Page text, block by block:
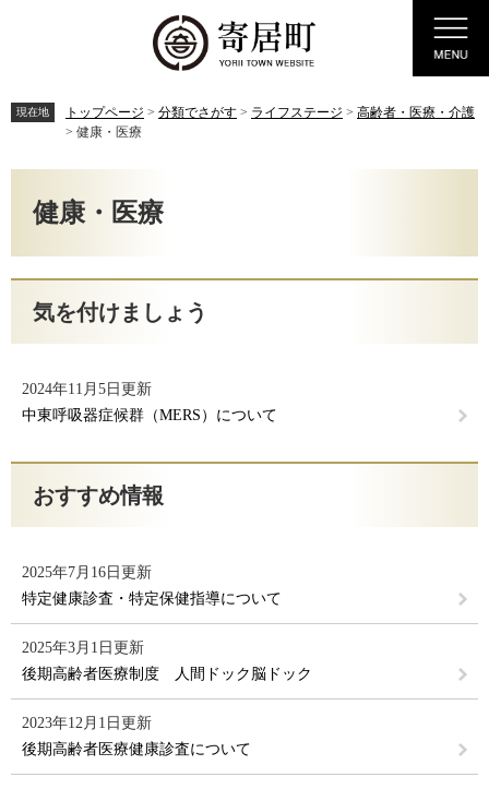
先
頭
す。
を
飛
し
現在地 トップページ > 分類でさがす > ライフステージ > 高齢者・医療・介護
> 健康・医療
健康・医療
気を付けましょう
2024年11月5日更新
中東呼吸器症候群（MERS）について
おすすめ情報
2025年7月16日更新
特定健康診査・特定保健指導について
2025年3月1日更新
後期高齢者医療制度 人間ドック脳ドック
2023年12月1日更新
後期高齢者医療健康診査について